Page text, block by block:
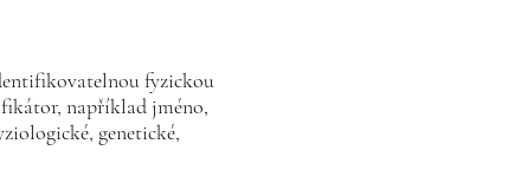
fyzickou
například jméno,
genetické,